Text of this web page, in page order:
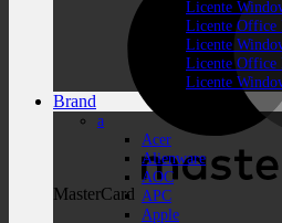
MasterCard
Licente
Licente Office
Licente
Licente Office
Licente
Brand
a
Acer
Alienware
AOC
APC
Apple